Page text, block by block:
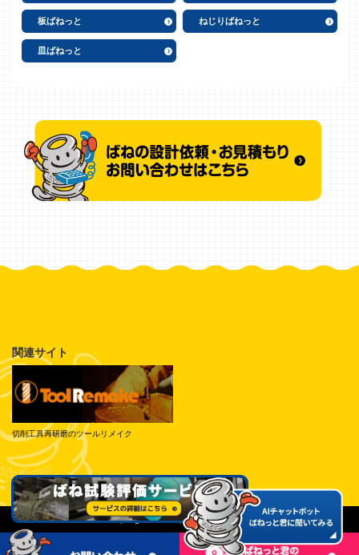
板ばねっと ねじりばねっと
皿ばねっと
関連サイト
切削工具再研磨のツールリメイク
© Tokai Spring Industries, Inc. All Rights Reserved.